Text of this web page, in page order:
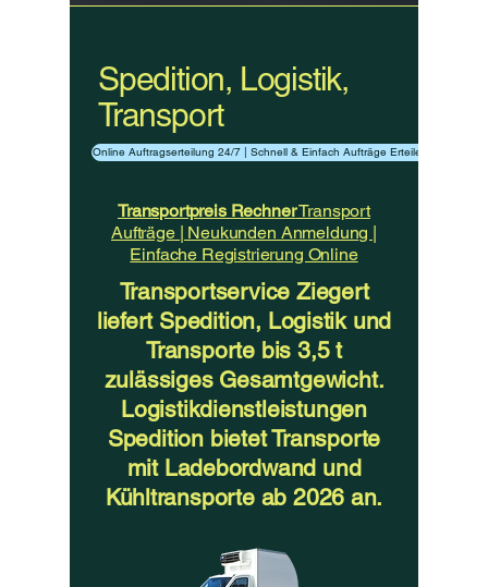
Spedition, Logistik,
Transport
Online Auftragserteilung 24/7 | Schnell & Einfach Aufträge Erteilen
​Transportpreis RechnerTransport
Aufträge | Neukunden Anmeldung |
Einfache Registrierung Online
Transportservice Ziegert
liefert Spedition, Logistik und
Transporte bis 3,5 t
zulässiges Gesamtgewicht.
Logistikdienstleistungen
Spedition bietet Transporte
mit Ladebordwand und
Kühltransporte ab 2026 an.